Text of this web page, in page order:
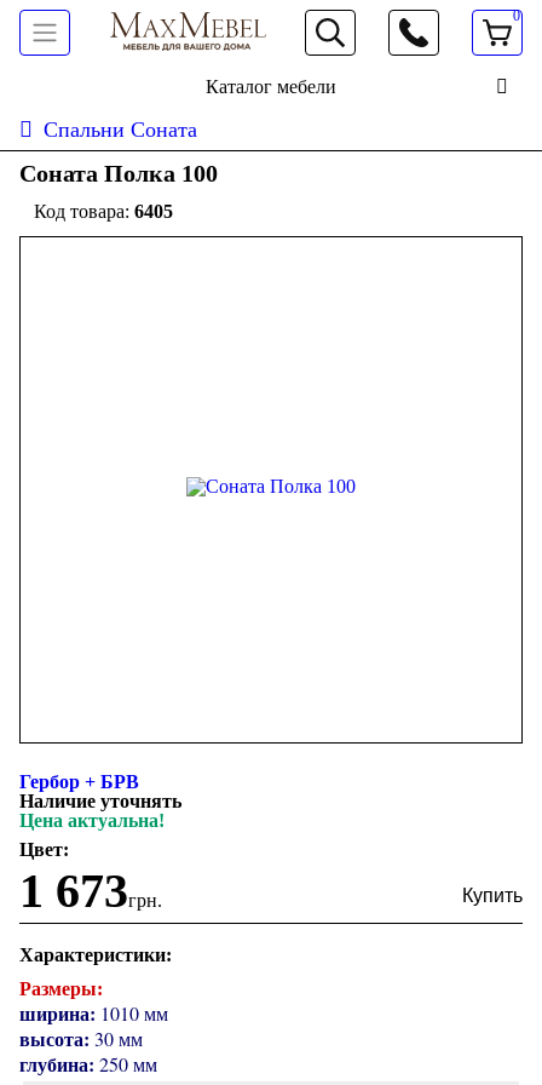
066 472 19 61
0
Каталог мебели
Спальни Соната
Соната Полка 100
6405
Гербор + БРВ
Наличие уточнять
Цена актуальна!
Цвет:
1 673грн.
Характеристики:
Размеры:
ширина: 1010 мм
высота: 30 мм
глубина: 250 мм